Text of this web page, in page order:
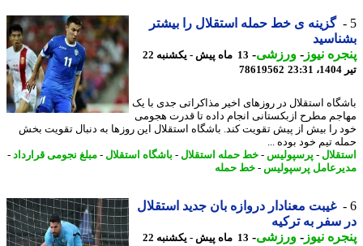
گزینه ی خط حمله استقلال را بیشتر
نیوز-ورزشی-
13 ماه پیش - یکشنبه 22
78619562
استقلال در روزهای اخیر مذاکراتی جدی با یک
مطرح ازبکستانی انجام داده تا قدرت هجومی
را بیش از پیش تقویت کند. باشگاه استقلال این روزها به دنبال تقویت بخش
تیم خود بوده ...
-پرسپولیس-خط حمله استقلال-باشگاه استقلال-مبلغ نجومی قرارداد -
پرسپولیس-خط حمله
غیبت معنادار دروازه بان جدید استقلال
سفر به ترکیه
نیوز-ورزشی-
13 ماه پیش - یکشنبه 22